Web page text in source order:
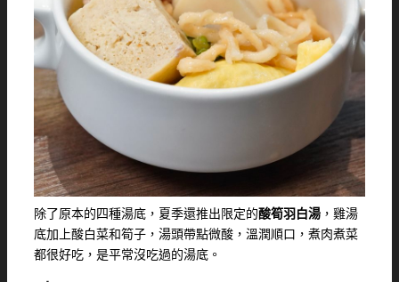
除了原本的四種湯底，夏季還推出限定的酸筍羽白湯 ，雞湯
底加上酸白菜和筍子，湯頭帶點微酸，溫潤順口，煮肉煮菜
都很好吃，是平常沒吃過的湯底。